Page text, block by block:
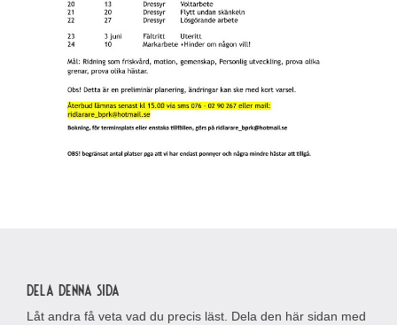
Dela denna sida
Låt andra få veta vad du precis läst. Dela den här sidan med